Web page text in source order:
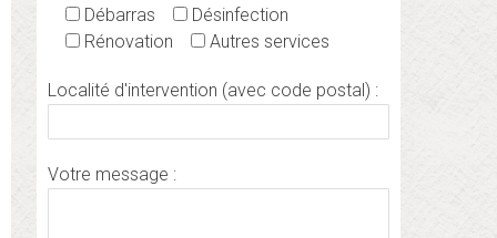
Débarras
Désinfection
Rénovation
Autres services
Localité d'intervention (avec code postal) :
Votre message :